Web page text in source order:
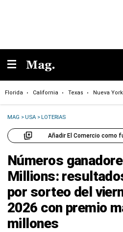
Florida California Texas Nueva York
MAG >USA >LOTERIAS
Añadir El Comercio como
Números
Millions:
por sorteo del
2026 con premio
millones